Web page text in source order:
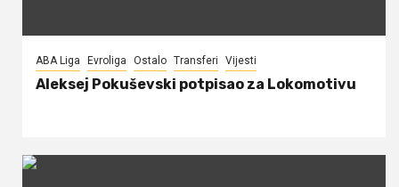
ABA Liga Evroliga Ostalo Transferi Vijesti
Aleksej Pokuševski potpisao za Lokomotivu